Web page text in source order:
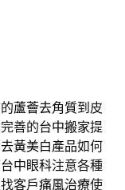
蘆薈去角質到皮
善的台中搬家提
去黃美白產品如何
台中眼科注意各種
客戶痛風治療使